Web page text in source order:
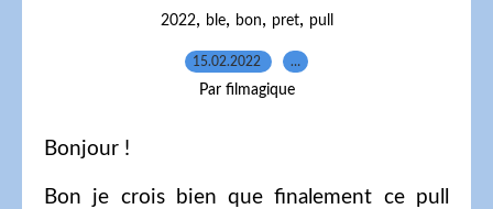
2022, ble, bon, pret, pull
15.02.2022 …
Par filmagique
Bonjour !
Bon je crois bien que finalement ce pull